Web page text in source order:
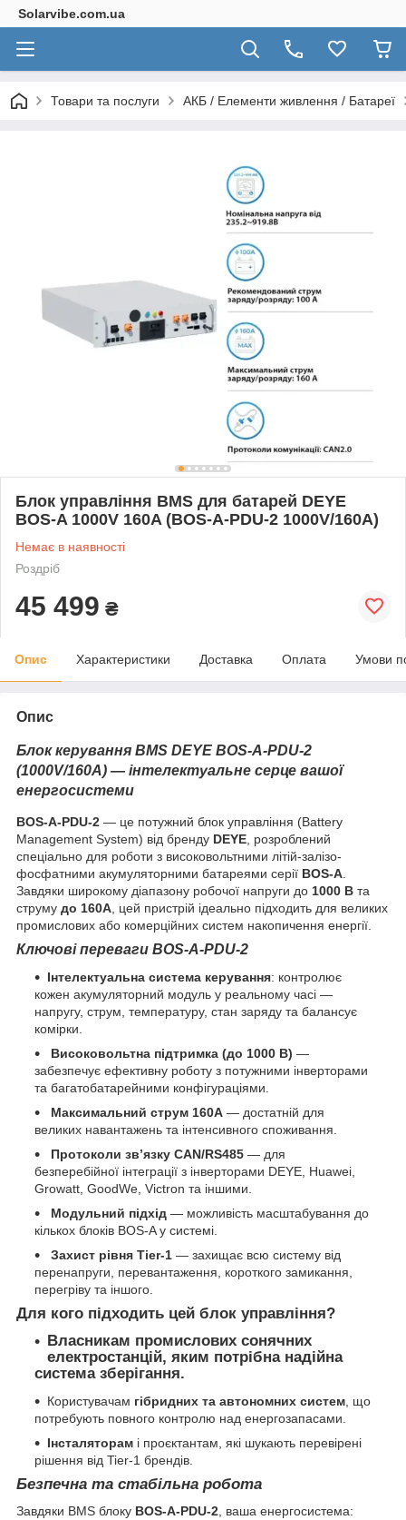
Solarvibe.com.ua
Товари та послуги АКБ / Елементи живлення / Батареї
Блок управління BMS для батарей DEYE
BOS-A 1000V 160A (BOS-A-PDU-2 1000V/160A)
Немає в наявності
Роздріб
45 499 ₴
Опис Характеристики Доставка Оплата Умови
Опис
Блок керування BMS DEYE BOS-A-PDU-2
(1000V/160A) — інтелектуальне серце вашої
енергосистеми
BOS-A-PDU-2 — це потужний блок управління (Battery
Management System) від бренду DEYE, розроблений
спеціально для роботи з високовольтними літій-залізо-
фосфатними акумуляторними батареями серії BOS-A.
Завдяки широкому діапазону робочої напруги до 1000 В та
струму до 160А, цей пристрій ідеально підходить для великих
промислових або комерційних систем накопичення енергії.
Ключові переваги BOS-A-PDU-2
Інтелектуальна система керування: контролює
кожен акумуляторний модуль у реальному часі —
напругу, струм, температуру, стан заряду та балансує
комірки.
Високовольтна підтримка (до 1000 В) —
забезпечує ефективну роботу з потужними інверторами
та багатобатарейними конфігураціями.
Максимальний струм 160A — достатній для
великих навантажень та інтенсивного споживання.
Протоколи зв’язку CAN/RS485 — для
безперебійної інтеграції з інверторами DEYE, Huawei,
Growatt, GoodWe, Victron та іншими.
Модульний підхід — можливість масштабування до
кількох блоків BOS-A у системі.
Захист рівня Tier-1 — захищає всю систему від
перенапруги, перевантаження, короткого замикання,
перегріву та іншого.
Для кого підходить цей блок управління?
Власникам промислових сонячних
електростанцій, яким потрібна надійна
система зберігання.
Користувачам гібридних та автономних систем , що
потребують повного контролю над енергозапасами.
Інсталяторам і проєктантам, які шукають перевірені
рішення від Tier-1 брендів.
Безпечна та стабільна робота
Завдяки BMS блоку BOS-A-PDU-2, ваша енергосистема: